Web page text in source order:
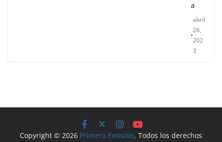
a
abril
26,
202
3
Copyright © 2026 Primera Emisión. Todos los derechos